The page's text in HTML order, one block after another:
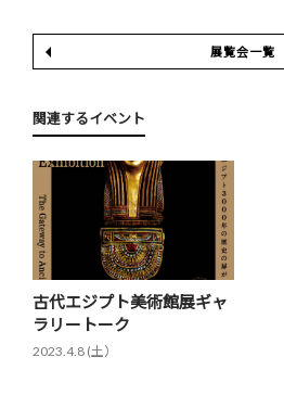
展覧会一覧
関連するイベント
古代エジプト美術館展ギャ
ラリートーク
2023.4.8 (土）